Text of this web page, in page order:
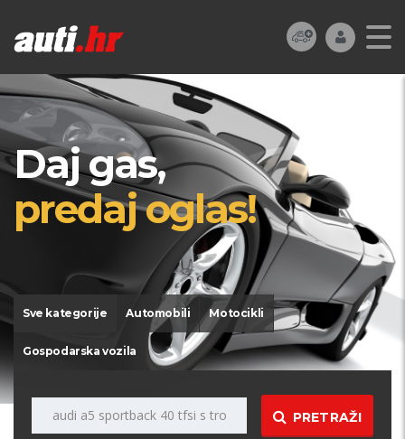
Daj gas,
predaj oglas!
Sve kategorije Automobili Motocikli
Gospodarska vozila
PRETRAŽI